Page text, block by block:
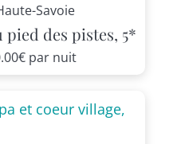
Savoie
des pistes, 5*
par nuit